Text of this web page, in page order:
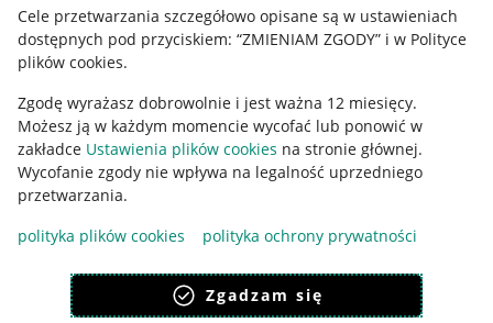
Cele przetwarzania szczegółowo opisane są w ustawieniach
dostępnych pod przyciskiem: “ZMIENIAM ZGODY” i w Polityce
plików cookies.
Zgodę wyrażasz dobrowolnie i jest ważna 12 miesięcy.
Możesz ją w każdym momencie wycofać lub ponowić w
zakładce Ustawienia plików cookies na stronie głównej.
Wycofanie zgody nie wpływa na legalność uprzedniego
przetwarzania.
polityka plików cookies
polityka ochrony prywatności
Zgadzam się
Udostępnianie lokalizacji
Informacje dla Aktu o Usługach Cyfrowych
Pobierz aplikację